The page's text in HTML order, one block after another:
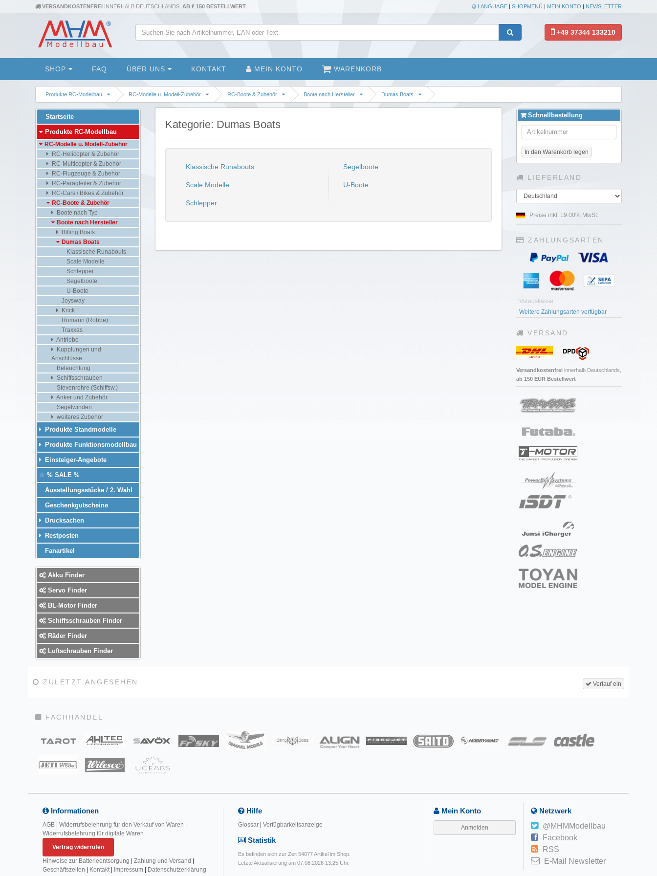
VERSANDKOSTENFREI INNERHALB DEUTSCHLANDS, AB € 150 BESTELLWERT LANGUAGE | SHOPMENÜ | MEIN KONTO | NEWSLETTER
+49 37344 133210
SHOP FAQ ÜBER UNS KONTAKT MEIN KONTO WARENKORB
Produkte RC-Modellbau RC-Modelle u. Modell-Zubehör RC-Boote & Zubehör Boote nach Hersteller Dumas Boats
Kategorie: Dumas Boats
Klassische Runabouts
Scale Modelle
Schlepper
Segelboote
U-Boote
Startseite
Produkte RC-Modellbau
RC-Modelle u. Modell-Zubehör
RC-Helicopter & Zubehör
RC-Multicopter & Zubehör
RC-Flugzeuge & Zubehör
RC-Paragleiter & Zubehör
RC-Cars / Bikes & Zubehör
RC-Boote & Zubehör
Boote nach Typ
Boote nach Hersteller
Billing Boats
Dumas Boats
Klassische Runabouts
Scale Modelle
Schlepper
Segelboote
U-Boote
Joysway
Krick
Romarin (Robbe)
Traxxas
Antriebe
Kupplungen und
Anschlüsse
Beleuchtung
Schiffsschrauben
Stevenrohre (Schiffsw.)
Anker und Zubehör
Segelwinden
weiteres Zubehör
Produkte Standmodelle
Produkte Funktionsmodellbau
Einsteiger-Angebote
% SALE %
Ausstellungsstücke / 2. Wahl
Geschenkgutscheine
Drucksachen
Restposten
Fanartikel
Akku Finder
Servo Finder
BL-Motor Finder
Schiffsschrauben Finder
Räder Finder
Luftschrauben Finder
Schnellbestellung
In den Warenkorb legen
LIEFERLAND
Land
Preise inkl. 19.00% MwSt.
ZAHLUNGSARTEN
Vorauskasse
Weitere Zahlungsarten verfügbar
VERSAND
Versandkostenfrei innerhalb Deutschlands,
ab 150 EUR Bestellwert
Verlauf ein
ZULETZT ANGESEHEN
FACHHANDEL
Informationen
AGB Widerrufsbelehrung für den Verkauf von Waren
Widerrufsbelehrung für digitale Waren
Vertrag widerrufen
Hinweise zur Batterieentsorgung
Zahlung und Versand
Geschäftszeiten
Kontakt| Impressum Datenschutzerklärung
Hilfe
Glossar Verfügbarkeitsanzeige
Statistik
Es befinden sich zur Zeit 54077 Artikel im Shop.
Letzte Aktualisierung am 07.08.2026 13:25 Uhr.
Mein Konto
Anmelden
Netzwerk
@MHMModellbau
Facebook
RSS
E-Mail Newsletter